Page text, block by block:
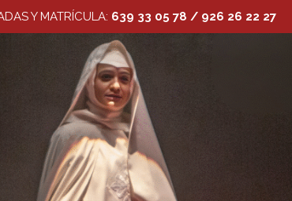
Y MATRÍCULA: 639 33 05 78 / 926 26 22 27